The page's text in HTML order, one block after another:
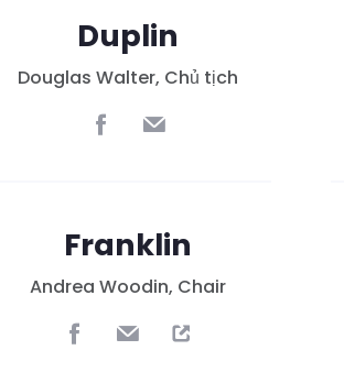
Duplin
Douglas Walter, Chủ tịch
Franklin
Andrea Woodin, Chair